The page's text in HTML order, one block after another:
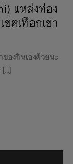
แหล่งท่อง
ตเทือกเขา
ของกินเองด้วยนะ
[…]